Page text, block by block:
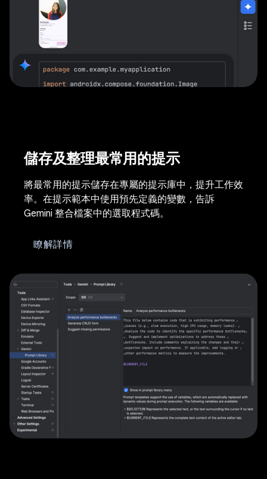
儲存及整理最常用的提示
將最常用的提示儲存在專屬的提示庫中，提升工作效
率。在提示範本中使用預先定義的變數，告訴
Gemini 整合檔案中的選取程式碼。
瞭解詳情